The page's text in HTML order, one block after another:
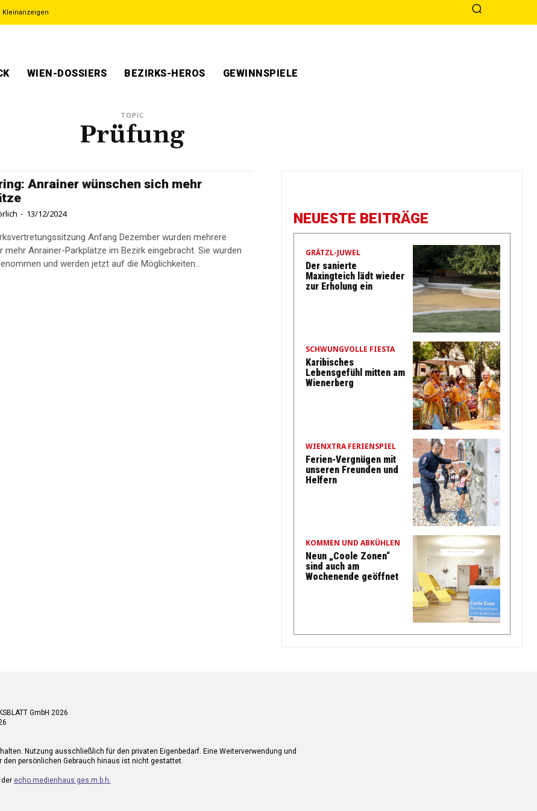
Kleinanzeigen
WIEN-DOSSIERS BEZIRKS-HEROS GEWINNSPIELE
TOPIC
Prüfung
Anrainer wünschen sich mehr
- 13/12/2024
Anfang Dezember wurden mehrere
mehr Anrainer-Parkplätze im Bezirk eingebracht. Sie wurden
und werden jetzt auf die Möglichkeiten...
NEUESTE BEITRÄGE
GRÄTZL-JUWEL
Der sanierte
Maxingteich lädt wieder
zur Erholung ein
SCHWUNGVOLLE FIESTA
Karibisches
Lebensgefühl mitten am
Wienerberg
WIENXTRA FERIENSPIEL
Ferien-Vergnügen mit
unseren Freunden und
Helfern
KOMMEN UND ABKÜHLEN
Neun „Coole Zonen“
sind auch am
Wochenende geöffnet
GmbH 2026
Nutzung ausschließlich für den privaten Eigenbedarf. Eine Weiterverwendung und
den persönlichen Gebrauch hinaus ist nicht gestattet.
der echo medienhaus ges.m.b.h.